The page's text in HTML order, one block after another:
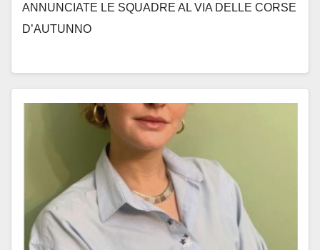
ANNUNCIATE LE SQUADRE AL VIA DELLE CORSE
D’AUTUNNO